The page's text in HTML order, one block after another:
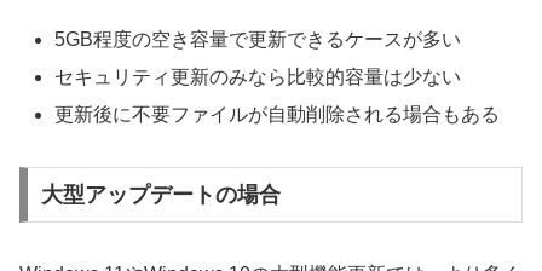
5GB程度の空き容量で更新できるケースが多い
セキュリティ更新のみなら比較的容量は少ない
更新後に不要ファイルが自動削除される場合もある
大型アップデートの場合